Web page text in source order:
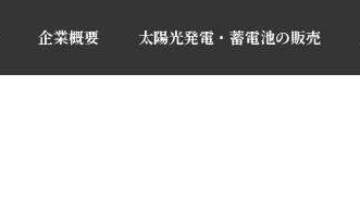
企業概要 太陽光発電・蓄電池の販売